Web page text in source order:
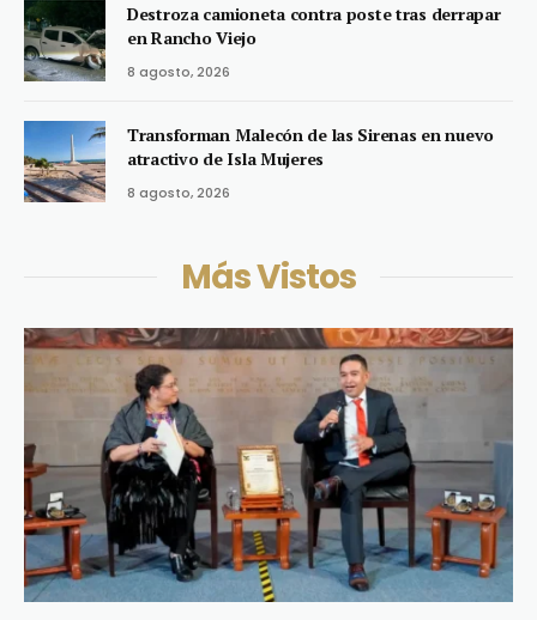
Destroza camioneta contra poste tras derrapar
en Rancho Viejo
8 agosto, 2026
Transforman Malecón de las Sirenas en nuevo
atractivo de Isla Mujeres
8 agosto, 2026
Más Vistos